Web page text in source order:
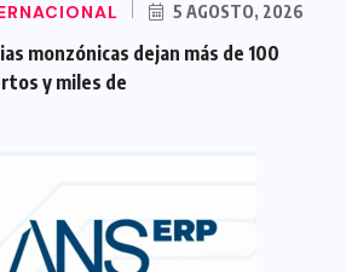
5 AGOSTO, 2026
monzónicas dejan más de 100
y miles de